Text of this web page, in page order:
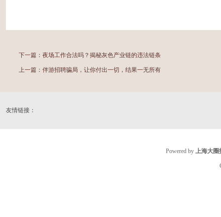
下一篇： 夜场工作合法吗？揭秘灰色产业链的违法链条
上一篇： 伴游招聘骗局，让你付出一切，结果一无所有
友情链接：
Powered by 上海大圈